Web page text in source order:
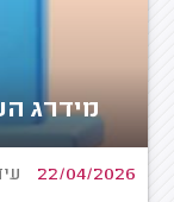
מידרג
22/04/2026